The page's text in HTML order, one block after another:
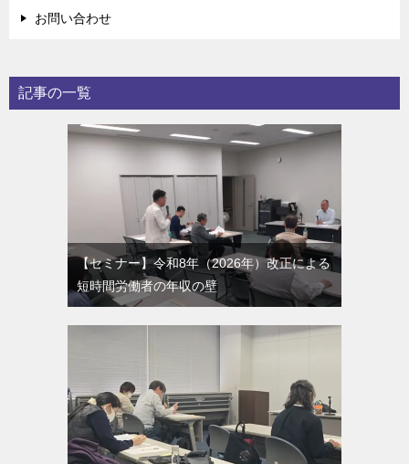
お問い合わせ
記事の一覧
【セミナー】令和8年（2026年）改正による
短時間労働者の年収の壁